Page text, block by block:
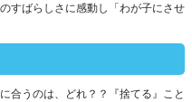
すばらしさに感動し「わが子にさせ
合うのは、どれ？？『捨てる』こと